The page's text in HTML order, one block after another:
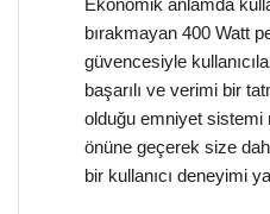
bırakmayan 400 Watt
güvencesiyle
başarılı ve verimi bir
olduğu emniyet sistemi
önüne geçerek size
bir kullanıcı deneyimi